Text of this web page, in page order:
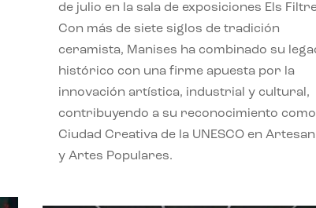
de julio en la sala de exposiciones Els
Con más de siete siglos de tradición
ceramista, Manises ha combinado su
histórico con una firme apuesta por la
innovación artística, industrial y cultural,
contribuyendo a su reconocimiento como
Ciudad Creativa de la UNESCO en
y Artes Populares.